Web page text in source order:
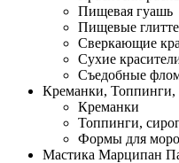
Пищевая гуашь
Пищевые
Сверкающие
Сухие
Съедобные
Креманки,
Креманки
Топпинги,
Формы для
Мастика Марципан